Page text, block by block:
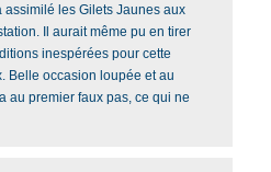
assimilé les Gilets Jaunes aux
Il aurait même pu en tirer
inespérées pour cette
Belle occasion loupée et au
au premier faux pas, ce qui ne